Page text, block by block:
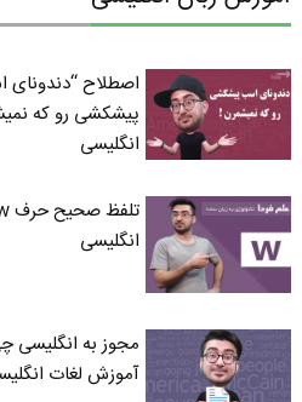
اصطلاح
پیشکشی رو که
انگلیسی
انگلیسی
مجوز به انگلیسی
آموزش لغات